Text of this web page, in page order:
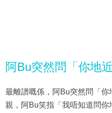
阿Bu突然問「你地
最離譜嘅係，阿Bu突然問「
親，阿Bu笑指「我唔知道問